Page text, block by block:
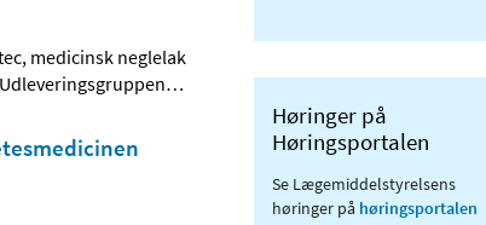
medicinsk neglelak
…
Høringer på
Høringsportalen
Se Lægemiddelstyrelsens
høringer på høringsportalen